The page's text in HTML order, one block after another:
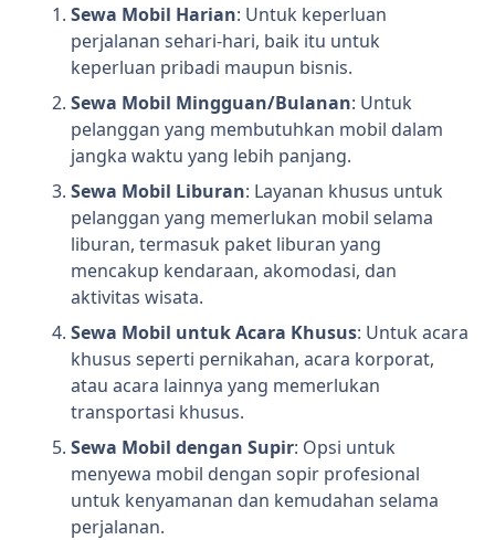
Sewa Mobil Harian: Untuk keperluan
perjalanan sehari-hari, baik itu untuk
keperluan pribadi maupun bisnis.
Sewa Mobil Mingguan/Bulanan: Untuk
pelanggan yang membutuhkan mobil dalam
jangka waktu yang lebih panjang.
Sewa Mobil Liburan: Layanan khusus untuk
pelanggan yang memerlukan mobil selama
liburan, termasuk paket liburan yang
mencakup kendaraan, akomodasi, dan
aktivitas wisata.
Sewa Mobil untuk Acara Khusus: Untuk acara
khusus seperti pernikahan, acara korporat,
atau acara lainnya yang memerlukan
transportasi khusus.
Sewa Mobil dengan Supir: Opsi untuk
menyewa mobil dengan sopir profesional
untuk kenyamanan dan kemudahan selama
perjalanan.